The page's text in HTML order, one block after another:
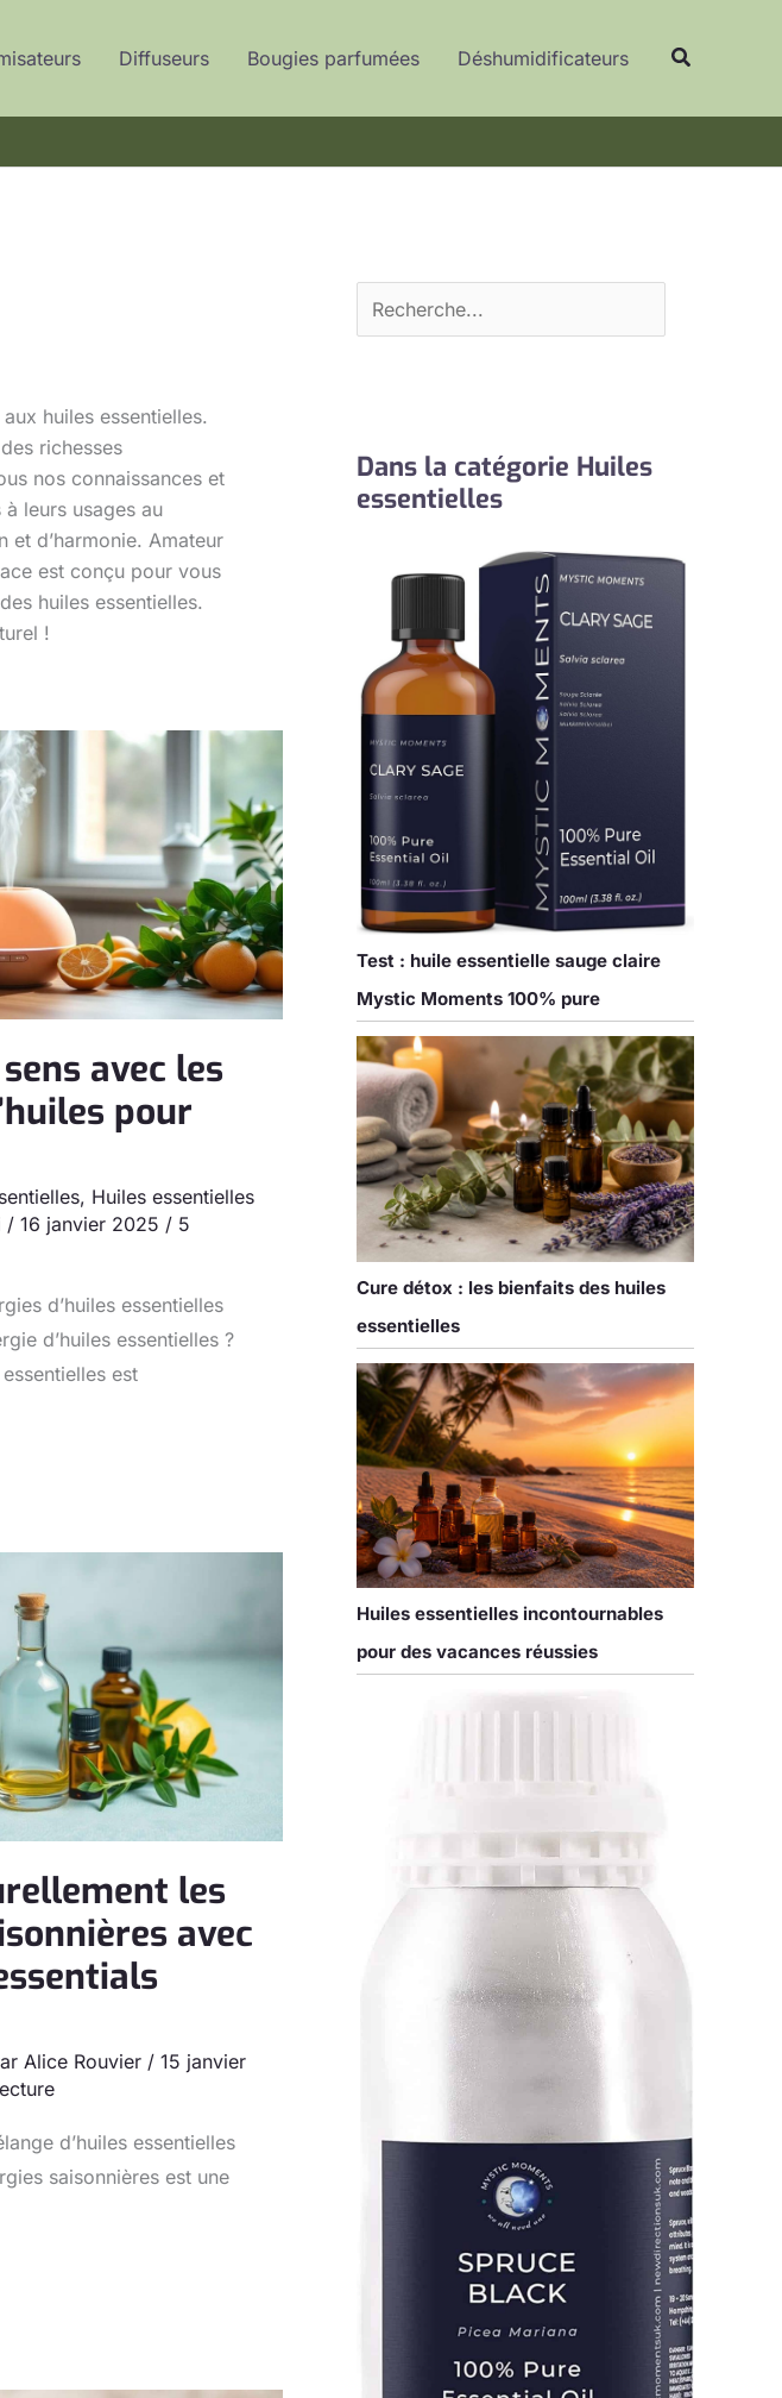
Diffuseurs Bougies parfumées Déshumidificateurs
huiles essentielles.
richesses
nos connaissances et
leurs usages au
et d’harmonie. Amateur
est conçu pour vous
huiles essentielles.
!
avec les
pour
, Huiles essentielles
/ 16 janvier 2025 / 5
d’huiles essentielles
d’huiles essentielles ?
est
les
avec
Alice Rouvier / 15 janvier
d’huiles essentielles
saisonnières est une
e
e
h
Dans la catégorie Huiles
essentielles
Test : huile essentielle sauge claire
Mystic Moments 100% pure
Cure détox : les bienfaits des huiles
essentielles
Huiles essentielles incontournables
pour des vacances réussies